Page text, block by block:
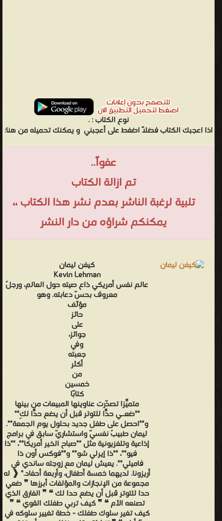
نوع الكتاب :.
اذا اعجبك الكتاب فضلاً اضغط على أعجبني و يمكنك تحميله من هنا:
عفواً..
تم ازالة الكتاب
تلبية لرغبة الناشر بعدم نشر هذا الكتاب ،،
يمكنكم شراؤه من دار النشر
كيفن ليمان
Kevin Lehman
عالم نفس أمريكي ذاع صيته حول العالم، ورجلٌ
معروف بحسّ دعابته. وهو
مؤلّف
حائز
على
جوائز،
وفي
جعبته
أكثر
من
خمسين
كتابًا
متميّزًا تصدّرت عناوينها المبيعات من بينها
""ضعـي حدًّا للتوتر قبل أن يضع حدًّا لكِ""
و""احصل على طفل جديد بحلول يوم الجمعة"".
ليمان طبيبٌ نفسيّ واستشاريّ سابق في برامج
إذاعية وتلفزيونية مثل ""صباح الخير أمريكا""، ""ذا
فيو""، ""ذا إيرلي شو"" و""فوكس أون ذا
فاميلي"". يعيش ليمان مع زوجته ساندي في
أريزونا. لديهما خمسة أطفال، وأربعة أحفاد." ❰ له
مجموعة من الإنجازات والمؤلفات أبرزها ❞ ضعي
حدا للتوتر قبل أن يضع حدا لك ❝ ❞ الفارق الذي
تصنعه الأم ❝ ❞ كيف تربي طفلك القوي ❝ ❞
كيف تغير سلوك طفلك - خطة تغيير سلوكه في